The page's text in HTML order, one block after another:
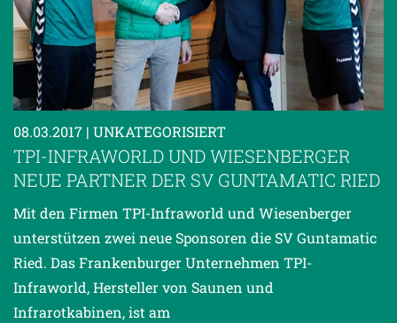
08.03.2017 | UNKATEGORISIERT
TPI-INFRAWORLD UND WIESENBERGER
NEUE PARTNER DER SV GUNTAMATIC RIED
Mit den Firmen TPI-Infraworld und Wiesenberger
unterstützen zwei neue Sponsoren die SV Guntamatic
Ried. Das Frankenburger Unternehmen TPI-
Infraworld, Hersteller von Saunen und
Infrarotkabinen, ist am